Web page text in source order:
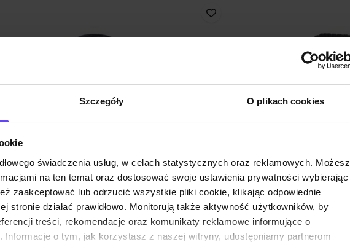
Szczegóły O plikach cookies
świadczenia usług, w celach statystycznych oraz reklamowych. Możesz
na ten temat oraz dostosować swoje ustawienia prywatności wybierając
zaakceptować lub odrzucić wszystkie pliki cookie, klikając odpowiednie
stronie działać prawidłowo. Monitorują także aktywność użytkowników, by
treści, rekomendacje oraz komunikaty reklamowe informujące o
Informacje o tym, jak korzystasz z naszej witryny, udostępniamy partnerom